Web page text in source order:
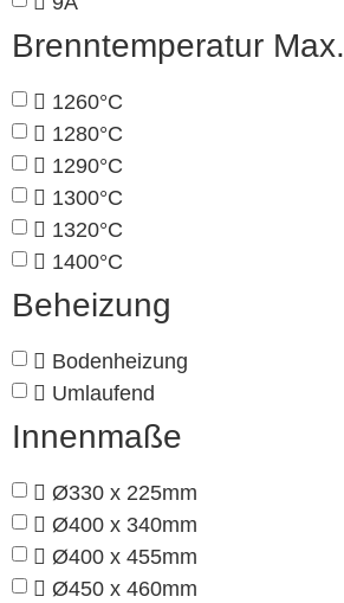
Brenntemperatur Max.
1260°C
1280°C
1290°C
1300°C
1320°C
1400°C
Beheizung
Bodenheizung
Umlaufend
Innenmaße
Ø330 x 225mm
Ø400 x 340mm
Ø400 x 455mm
Ø450 x 460mm